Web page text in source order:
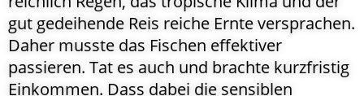
gut gedeihende Reis reiche Ernte versprachen.
Daher musste das Fischen effektiver
passieren. Tat es auch und brachte kurzfristig
Einkommen. Dass dabei die sensiblen